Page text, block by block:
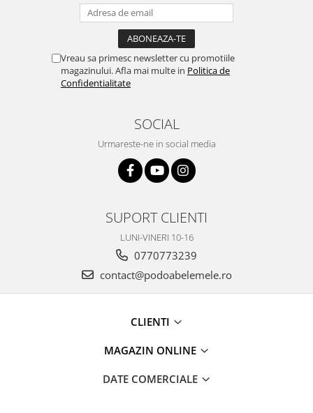
Vreau sa primesc newsletter cu promotiile
magazinului. Afla mai multe in Politica de
Confidentialitate
SOCIAL
Urmareste-ne in social media
SUPORT CLIENTI
LUNI-VINERI 10-16
0770773239
contact@podoabelemele.ro
CLIENTI
MAGAZIN ONLINE
DATE COMERCIALE